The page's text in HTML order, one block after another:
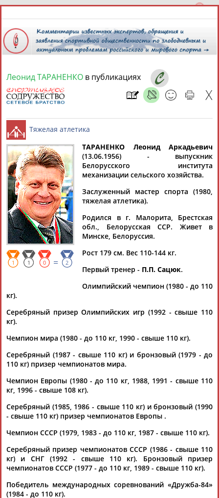
9 августа 2026 года,
СПОРТСМЕНЫ, ТРЕНЕРЫ И СПЕЦИАЛИСТЫ
Найдено: 13181персон Расширенный поиск
Аслаудин
АБАЕВ
Елена
АБАИМОВА
Мария
АБАКУМОВА
АБАЛАКИНА
Дмитрий
Тамилла
АБАСОВА
АБАЧАРАЕВ
АБАШИДЗЕ
Флюра
БУЛАТОВА
Леонид ТАРАНЕНКО в публикациях
Тяжелая атлетика
1 1 0 = 2
ТАРАНЕНКО Леонид Аркадьевич
(13.06.1956) - выпускник
Белорусского института
механизации сельского хозяйства.
Заслуженный мастер спорта (1980,
тяжелая атлетика).
Родился в г. Малорита, Брестская
обл., Белорусская ССР. Живет в
Минске, Белоруссия.
Рост 179 см. Вес 110-144 кг.
Первый тренер - П.П. Сацюк.
Олимпийский чемпион (1980 - до 110
кг).
Серебряный призер Олимпийских игр (1992 - свыше 110
кг).
Чемпион мира (1980 - до 110 кг, 1990 - свыше 110 кг).
Серебряный (1987 - свыше 110 кг) и бронзовый (1979 - до
110 кг) призер чемпионатов мира.
Чемпион Европы (1980 - до 110 кг, 1988, 1991 - свыше 110
кг, 1996 - свыше 108 кг).
Серебряный (1985, 1986 - свыше 110 кг) и бронзовый (1990
- свыше 110 кг) призер чемпионатов Европы .
Чемпион СССР (1979, 1983 - до 110 кг, 1987 - свыше 110 кг).
Серебряный призер чемпионатов СССР (1986 - свыше 110
кг) и СНГ (1992 - свыше 110 кг). Бронзовый призер
чемпионатов СССР (1977 - до 110 кг, 1989 - свыше 110 кг).
Победитель международных соревнований «Дружба-84»
(1984 - до 110 кг).